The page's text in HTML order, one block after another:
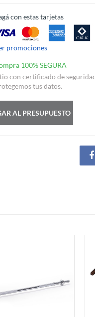
con estas tarjetas
promociones
100% SEGURA
con certificado de
tus datos.
AL PRESUPUESTO